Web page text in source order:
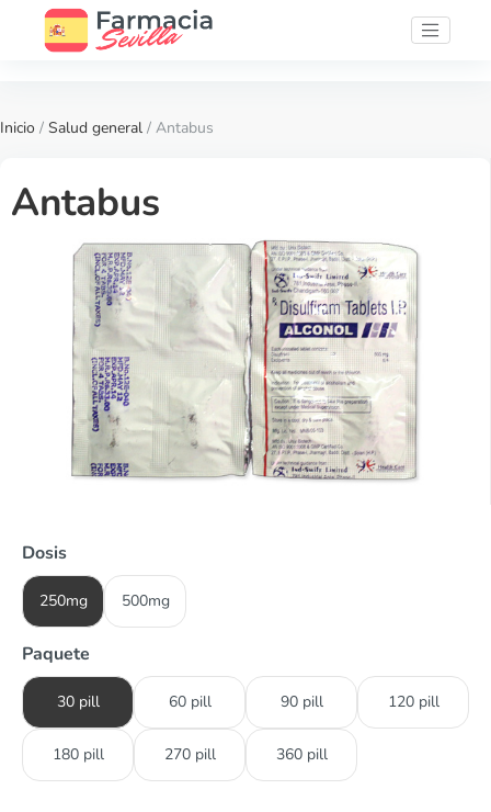
Inicio / Salud general / Antabus
Antabus
Dosis
250mg 500mg
Paquete
30 pill 60 pill 90 pill 120 pill
180 pill 270 pill 360 pill